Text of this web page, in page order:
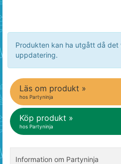
Produkten kan ha utgått då
uppdatering.
Läs om produkt »
hos Partyninja
Köp produkt »
hos Partyninja
Information om Partyninja